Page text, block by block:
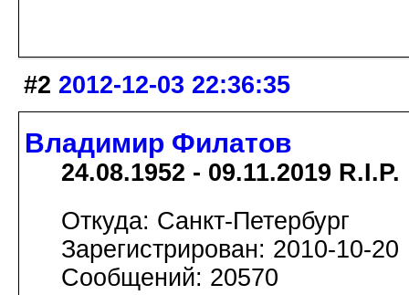
#2 2012-12-03 22:36:35
Владимир Филатов
24.08.1952 - 09.11.2019 R.I.P.
Откуда: Санкт-Петербург
Зарегистрирован: 2010-10-20
Сообщений: 20570